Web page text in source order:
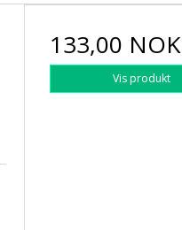
133,00 NOK
Vis produkt